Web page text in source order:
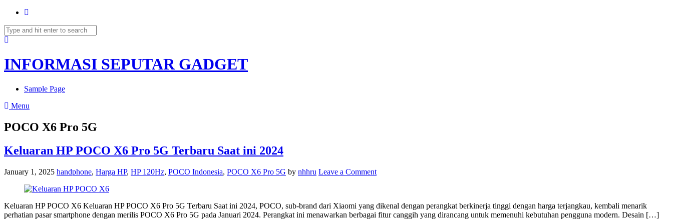
Search
for:
INFORMASI SEPUTAR GADGET
Sample Page
Menu
POCO X6 Pro 5G
Keluaran HP POCO X6 Pro 5G Terbaru Saat ini 2024
January 1, 2025 handphone, Harga HP, HP 120Hz, POCO Indonesia, POCO X6 Pro 5G by nhhru Leave a Commenton
X6
Pro
Keluaran HP POCO X6 Keluaran HP POCO X6 Pro 5G Terbaru Saat ini 2024, POCO, sub-brand dari Xiaomi yang dikenal dengan perangkat berkinerja tinggi dengan harga terjangkau, kembali menarik
perhatian pasar smartphone dengan merilis POCO X6 Pro 5G pada Januari 2024. Perangkat ini menawarkan berbagai fitur canggih yang dirancang untuk memenuhi kebutuhan pengguna modern. Desain […]